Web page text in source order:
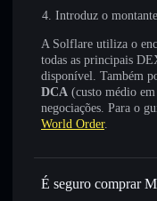
Introduz o
A Solflare utiliza o
todas as principais
disponível. Também
DCA (custo médio em
negociações. Para o
World Order.
É seguro comprar